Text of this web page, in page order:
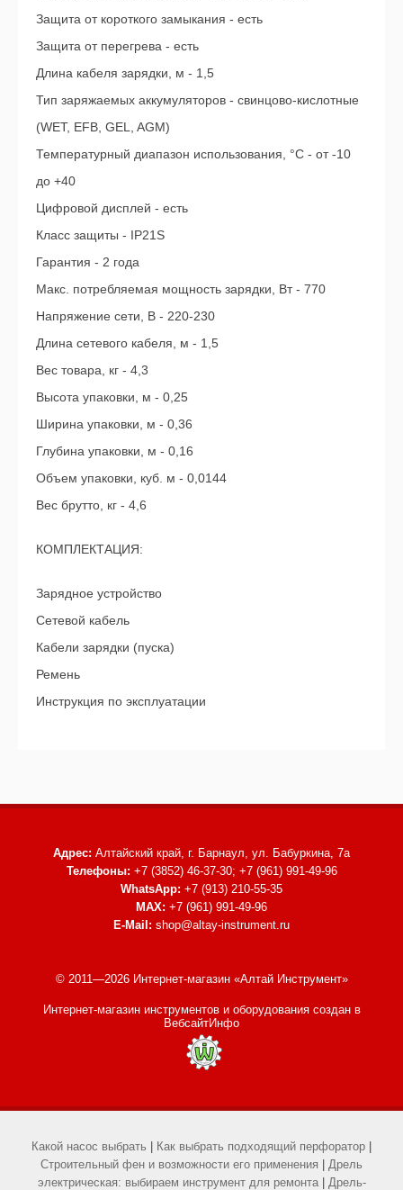
Защита от короткого замыкания - есть
Защита от перегрева - есть
Длина кабеля зарядки, м - 1,5
Тип заряжаемых аккумуляторов - свинцово-кислотные
(WET, EFB, GEL, AGM)
Температурный диапазон использования, °С - от -10
до +40
Цифровой дисплей - есть
Класс защиты - IP21S
Гарантия - 2 года
Макс. потребляемая мощность зарядки, Вт - 770
Напряжение сети, В - 220-230
Длина сетевого кабеля, м - 1,5
Вес товара, кг - 4,3
Высота упаковки, м - 0,25
Ширина упаковки, м - 0,36
Глубина упаковки, м - 0,16
Объем упаковки, куб. м - 0,0144
Вес брутто, кг - 4,6
КОМПЛЕКТАЦИЯ:
Зарядное устройство
Сетевой кабель
Кабели зарядки (пуска)
Ремень
Инструкция по эксплуатации
Адрес: Алтайский край, г. Барнаул, ул. Бабуркина, 7а
Телефоны: +7 (3852) 46-37-30; +7 (961) 991-49-96
WhatsApp: +7 (913) 210-55-35
MAX: +7 (961) 991-49-96
E-Mail: shop@altay-instrument.ru
© 2011—2026 Интернет-магазин «Алтай Инструмент»
Интернет-магазин инструментов и оборудованиясоздан в
ВебсайтИнфо
Какой насос выбрать Как выбрать подходящий перфоратор
Строительный фен и возможности его применения
Дрель
электрическая: выбираем инструмент для ремонта| Дрель-